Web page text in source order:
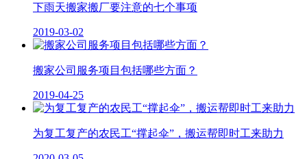
下雨天搬家搬厂要注意的七个事项
2019-03-02
搬家公司服务项目包括哪些方面？
2019-04-25
为复工复产的农民工“撑起伞”，搬运帮即时工来助力